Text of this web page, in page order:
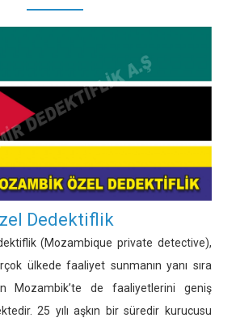
Dedektiflik
(Mozambique private detective),
ülkede faaliyet sunmanın yanı sıra
Mozambik’te de faaliyetlerini geniş
25 yılı aşkın bir süredir kurucusu